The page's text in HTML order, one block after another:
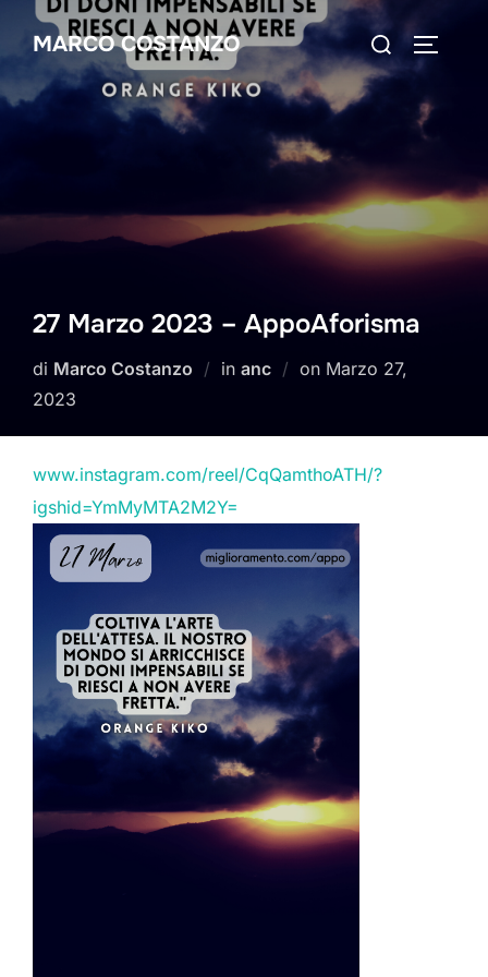
Salta
contenuto
MARCO COSTANZO
Cerca
per:
27 Marzo 2023 – AppoAforisma
di Marco Costanzo in anc on Pubblicato
Marzo 27,
2023
www.instagram.com/reel/CqQamthoATH/?
igshid=YmMyMTA2M2Y=